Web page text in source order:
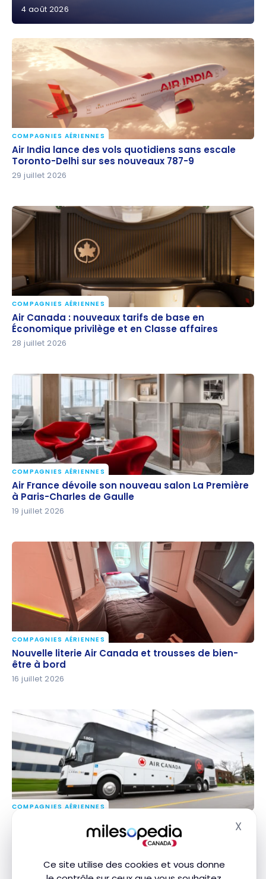
Ce site utilise des cookies et vous donne
X
Windsor-Cancún
4 août 2026
Air India lance des vols quotidiens sans escale
Toronto-Delhi sur ses nouveaux 787-9
COMPAGNIES AÉRIENNES
Air India lance des vols quotidiens sans escale
Toronto-Delhi sur ses nouveaux 787-9
29 juillet 2026
Air Canada : nouveaux tarifs de base en
Économique privilège et en Classe affaires
COMPAGNIES AÉRIENNES
Air Canada : nouveaux tarifs de base en
Économique privilège et en Classe affaires
28 juillet 2026
Air France dévoile son nouveau salon La Première à
Paris-Charles de Gaulle
COMPAGNIES AÉRIENNES
Air France dévoile son nouveau salon La Première
à Paris-Charles de Gaulle
19 juillet 2026
Nouvelle literie Air Canada et trousses de bien-être
à bord
COMPAGNIES AÉRIENNES
Nouvelle literie Air Canada et trousses de bien-
être à bord
16 juillet 2026
COMPAGNIES AÉRIENNES
Navette Air Canada : centre-ville de Montréal à